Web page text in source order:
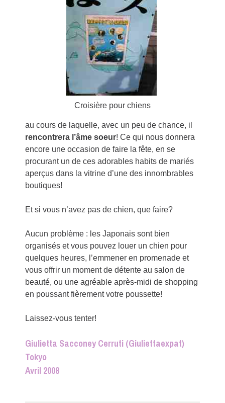
Croisière pour chiens
au cours de laquelle, avec un peu de chance, il
rencontrera l’âme soeur! Ce qui nous donnera
encore une occasion de faire la fête, en se
procurant un de ces adorables habits de mariés
aperçus dans la vitrine d’une des innombrables
boutiques!
Et si vous n’avez pas de chien, que faire?
Aucun problème : les Japonais sont bien
organisés et vous pouvez louer un chien pour
quelques heures, l’emmener en promenade et
vous offrir un moment de détente au salon de
beauté, ou une agréable après-midi de shopping
en poussant fièrement votre poussette!
Laissez-vous tenter!
Giulietta Sacconey Cerruti (Giuliettaexpat)
Tokyo
Avril 2008